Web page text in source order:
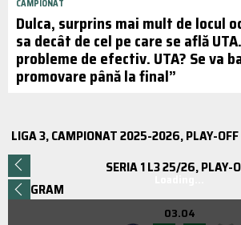
CAMPIONAT
Dulca, surprins mai mult de locul
sa decât de cel pe care se află
probleme de efectiv. UTA? Se va
promovare până la final”
SERIA 1 L3 25/26, PLAY-
PROGRAM
03.04